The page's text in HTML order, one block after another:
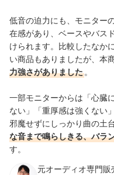
低音の迫力にも、モニター
在感があり、ベースやバス
けられます。比較したなか
い商品もありましたが、本
力強さがありました 。
一部モニターからは「心臓
ない」「重厚感は強くない
邪魔せずにしっかり曲の土
な音まで鳴らしきる、バラ
す。
元オーディオ専門販